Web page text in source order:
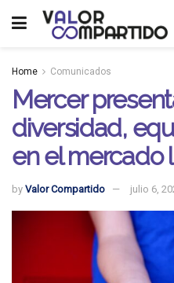
Home Comunicados
Mercer
diversidad,
en el mercado
by Valor Compartido julio 6,